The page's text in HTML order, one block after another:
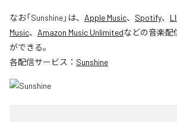
なお「Sunshine」は、 Apple Music、 Spotify、
Music、 Amazon Music Unlimitedなどの音楽配
ができる。
各配信サービス： Sunshine